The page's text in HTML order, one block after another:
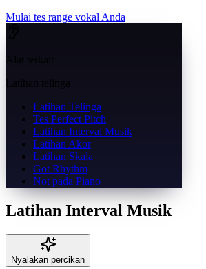
Mulai tes range vokal Anda
Latihan telinga
Latihan Telinga
Tes Perfect Pitch
Latihan Interval Musik
Latihan Akor
Latihan Skala
Got Rhythm
Not pada Piano
Latihan Interval Musik
Nyalakan percikan